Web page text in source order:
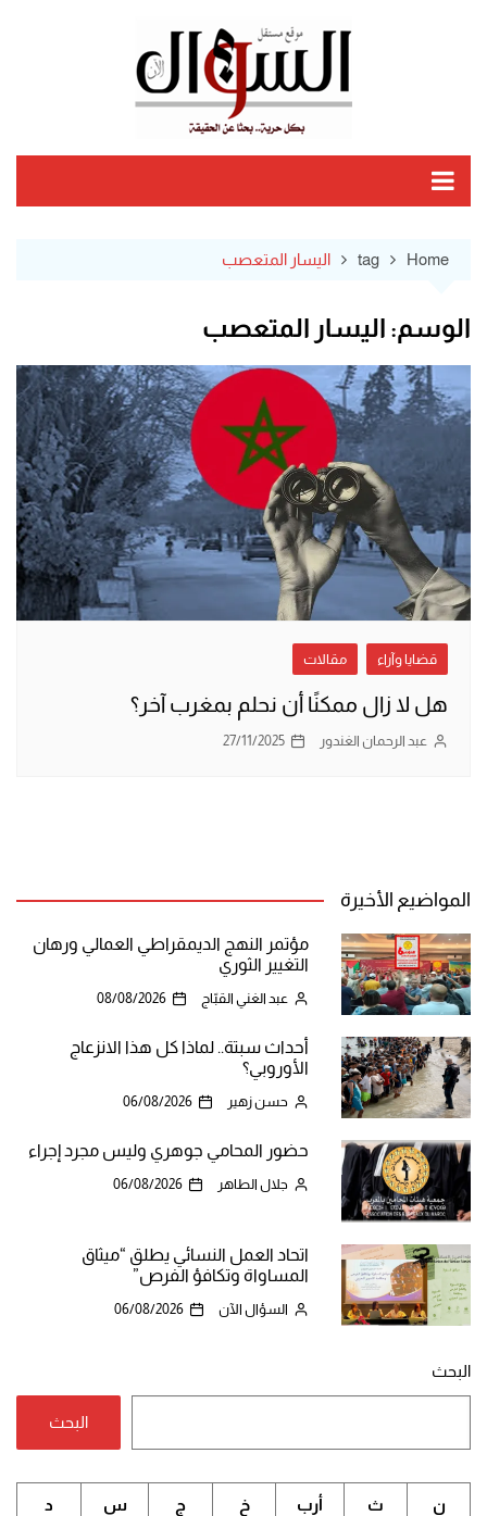
Home
tag اليسار المتعصب
الوسم: اليسار المتعصب
قضايا وآراء مقالات
هل لا زال ممكنًا أن نحلم بمغرب آخر؟
عبد الرحمان الغندور 27/11/2025
المواضيع الأخيرة
مؤتمر النهج الديمقراطي العمالي ورهان
التغيير الثوري
عبد الغني القبّاج 08/08/2026
أحداث سبتة.. لماذا كل هذا الانزعاج
الأوروبي؟
حسن زهير 06/08/2026
حضور المحامي جوهري وليس مجرد إجراء
جلال الطاهر 06/08/2026
اتحاد العمل النسائي يطلق “ميثاق
المساواة وتكافؤ الفرص”
السؤال الآن 06/08/2026
البحث
البحث
ن ث أرب خ ج س د